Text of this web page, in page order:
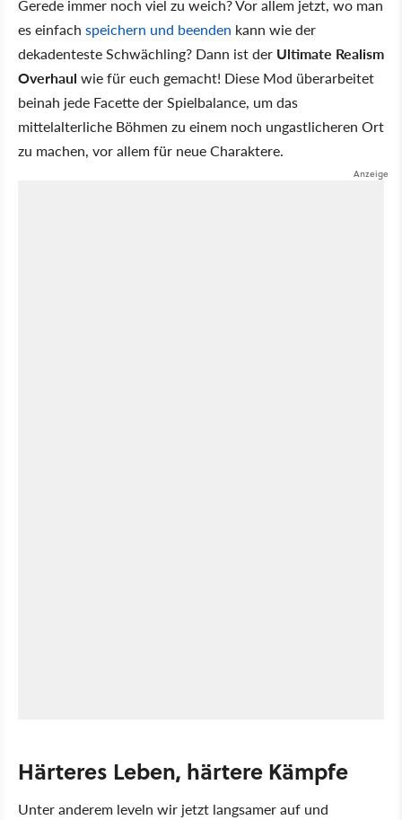
Gerede immer noch viel zu weich? Vor allem jetzt, wo man
es einfach speichern und beenden kann wie der
dekadenteste Schwächling? Dann ist der Ultimate Realism
Overhaul wie für euch gemacht! Diese Mod überarbeitet
beinah jede Facette der Spielbalance, um das
mittelalterliche Böhmen zu einem noch ungastlicheren Ort
zu machen, vor allem für neue Charaktere.
Härteres Leben, härtere Kämpfe
Unter anderem leveln wir jetzt langsamer auf und